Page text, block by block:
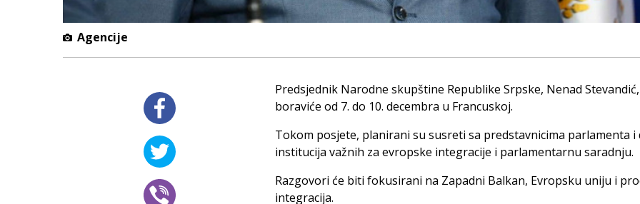
Agencije
Predsjednik Narodne skupštine Republike Srpske, Nenad Stevandić,
boraviće od 7. do 10. decembra u Francuskoj.
Tokom posjete, planirani su susreti sa predstavnicima parlamenta
institucija važnih za evropske integracije i parlamentarnu saradnju.
Razgovori će biti fokusirani na Zapadni Balkan, Evropsku uniju i
integracija.